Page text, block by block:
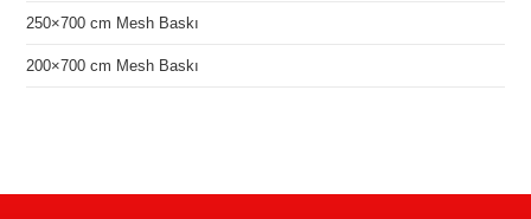
250×700 cm Mesh Baskı
200×700 cm Mesh Baskı